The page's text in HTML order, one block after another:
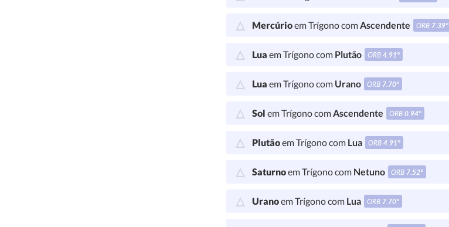
Mercúrioem Trígono comAscendente ORB 7.39°
Lua em Trígono com Plutão ORB4.91°
Lua em Trígono com Urano ORB 7.70°
Sol em Trígono comAscendente ORB0.94°
Plutãoem Trígono com Lua ORB4.91°
Saturnoem Trígono com Netuno ORB 7.52°
Uranoem Trígono com Lua ORB 7.70°